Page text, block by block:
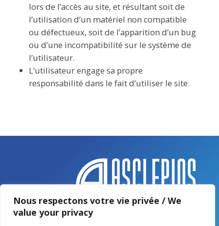
Nous respectons votre vie privée / We
value your privacy
lors de l’accès au site, et résultant soit de
l’utilisation d’un matériel non compatible
ou défectueux, soit de l’apparition d’un bug
ou d’une incompatibilité sur le système de
l’utilisateur.
L’utilisateur engage sa propre
responsabilité dans le fait d’utiliser le site.